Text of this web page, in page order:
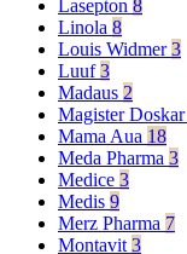
Lasepton 8
Linola 8
Louis Widmer3
Luuf3
Madaus 2
Magister Doskar
Mama Aua 18
Meda Pharma 3
Medice 3
Medis 9
Merz Pharma 7
Montavit 3